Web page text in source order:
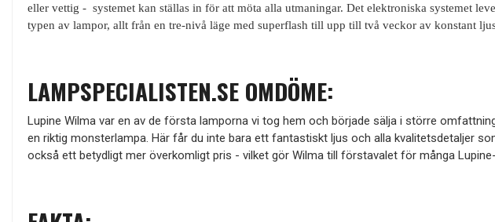
eller vettig - systemet kan ställas in för att möta alla utmaningar. Det elektroniska systemet
typen av lampor, allt från en tre-nivå läge med superflash till upp till två veckor av konstant
LAMPSPECIALISTEN.SE OMDÖME:
Lupine Wilma var en av de första lamporna vi tog hem och började sälja i större
en riktig monsterlampa. Här får du inte bara ett fantastiskt ljus och alla kvalitetsdetaljer
också ett betydligt mer överkomligt pris - vilket gör Wilma till förstavalet för många